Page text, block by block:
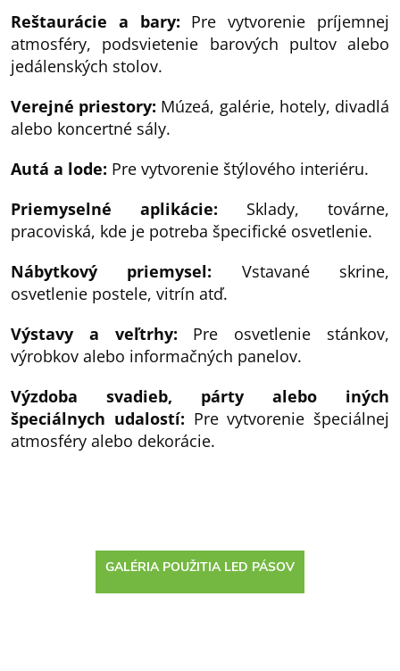
Reštaurácie a bary: Pre vytvorenie príjemnej
atmosféry, podsvietenie barových pultov alebo
jedálenských stolov.
Verejné priestory: Múzeá, galérie, hotely, divadlá
alebo koncertné sály.
Autá a lode: Pre vytvorenie štýlového interiéru.
Priemyselné aplikácie: Sklady, továrne,
pracoviská, kde je potreba špecifické osvetlenie.
Nábytkový priemysel: Vstavané skrine,
osvetlenie postele, vitrín atď.
Výstavy a veľtrhy: Pre osvetlenie stánkov,
výrobkov alebo informačných panelov.
Výzdoba svadieb, párty alebo iných
špeciálnych udalostí: Pre vytvorenie špeciálnej
atmosféry alebo dekorácie.
GALÉRIA POUŽITIA LED PÁSOV